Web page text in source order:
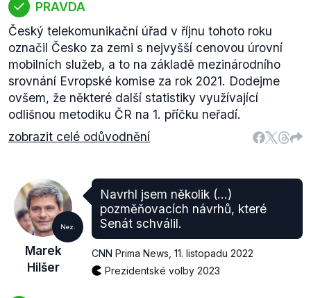
PRAVDA
Český telekomunikační úřad v říjnu tohoto roku
označil Česko za zemi s nejvyšší cenovou úrovní
mobilních služeb, a to na základě mezinárodního
srovnání Evropské komise za rok 2021. Dodejme
ovšem, že některé další statistiky využívající
odlišnou metodiku ČR na 1. příčku neřadí.
zobrazit celé odůvodnění
Nez.
Marek
Hilšer
Navrhl jsem několik (...)
pozměňovacích návrhů, které
Senát schválil.
CNN Prima News 11. listopadu 2022
Prezidentské volby 2023